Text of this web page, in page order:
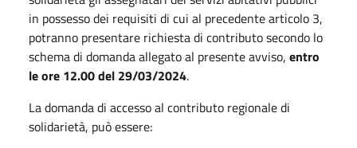
in possesso dei requisiti di cui al precedente articolo 3,
potranno presentare richiesta di contributo secondo lo
schema di domanda allegato al presente avviso, entro
le ore 12.00 del 29/03/2024.
La domanda di accesso al contributo regionale di
solidarietà, può essere: